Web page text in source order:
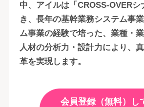
中、アイルは「CROSS-OVERシ
き、長年の基幹業務システム事
ム事業の経験で培った、業種・
人材の分析力・設計力により、
革を実現します。
会員登録（無料）し